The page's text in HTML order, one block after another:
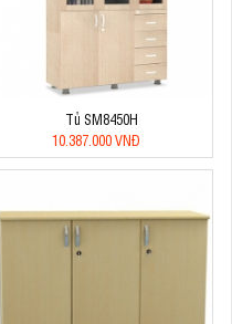
Tủ SM8450H
10.387.000 VNĐ